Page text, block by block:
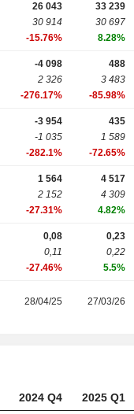
26 043
30 914
-15.76%
33 239
30 697
8.28%
-4 098
2 326
-276.17%
488
3 483
-85.98%
-3 954
-1 035
-282.1%
435
1 589
-72.65%
1 564
2 152
-27.31%
4 517
4 309
4.82%
0,08
0,11
-27.46%
0,23
0,22
5.5%
28/04/25 27/03/26
2024 Q4 2025 Q1